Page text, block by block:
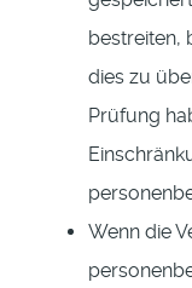
bestreiten,
dies zu
Prüfung
Wenn die